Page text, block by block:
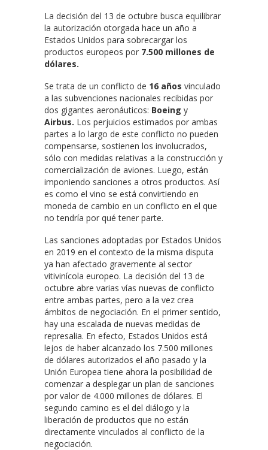
La decisión del 13 de octubre busca equilibrar
la autorización otorgada hace un año a
Estados Unidos para sobrecargar los
productos europeos por 7.500 millones de
dólares.
Se trata de un conflicto de 16 años vinculado
a las subvenciones nacionales recibidas por
dos gigantes aeronáuticos: Boeing y
Airbus. Los perjuicios estimados por ambas
partes a lo largo de este conflicto no pueden
compensarse, sostienen los involucrados,
sólo con medidas relativas a la construcción y
comercialización de aviones. Luego, están
imponiendo sanciones a otros productos. Así
es como el vino se está convirtiendo en
moneda de cambio en un conflicto en el que
no tendría por qué tener parte.
Las sanciones adoptadas por Estados Unidos
en 2019 en el contexto de la misma disputa
ya han afectado gravemente al sector
vitivinícola europeo. La decisión del 13 de
octubre abre varias vías nuevas de conflicto
entre ambas partes, pero a la vez crea
ámbitos de negociación. En el primer sentido,
hay una escalada de nuevas medidas de
represalia. En efecto, Estados Unidos está
lejos de haber alcanzado los 7.500 millones
de dólares autorizados el año pasado y la
Unión Europea tiene ahora la posibilidad de
comenzar a desplegar un plan de sanciones
por valor de 4.000 millones de dólares. El
segundo camino es el del diálogo y la
liberación de productos que no están
directamente vinculados al conflicto de la
negociación.